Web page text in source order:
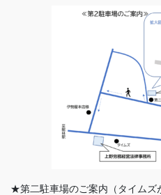
★第二駐車場のご案内（タイムズ